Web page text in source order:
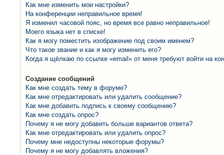
Как мне изменить мои настройки?
На конференции неправильное время!
Я изменил часовой пояс, но время все равно неправильное!
Моего языка нет в списке!
Как я могу поместить изображение под своим именем?
Что такое звание и как я могу изменить его?
Когда я щёлкаю по ссылке «email» от меня требуют войти на
Создание сообщений
Как мне создать тему в форуме?
Как мне отредактировать или удалить сообщение?
Как мне добавить подпись к своему сообщению?
Как мне создать опрос?
Почему я не могу добавить больше вариантов ответа?
Как мне отредактировать или удалить опрос?
Почему мне недоступны некоторые форумы?
Почему я не могу добавлять вложения?